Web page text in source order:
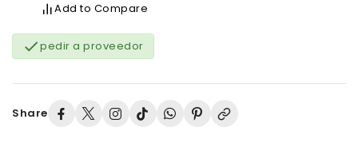
Add to Compare
pedir a proveedor
Share